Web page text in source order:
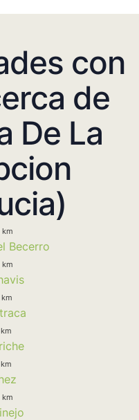
con
de
De La
km
Becerro
km
km
km